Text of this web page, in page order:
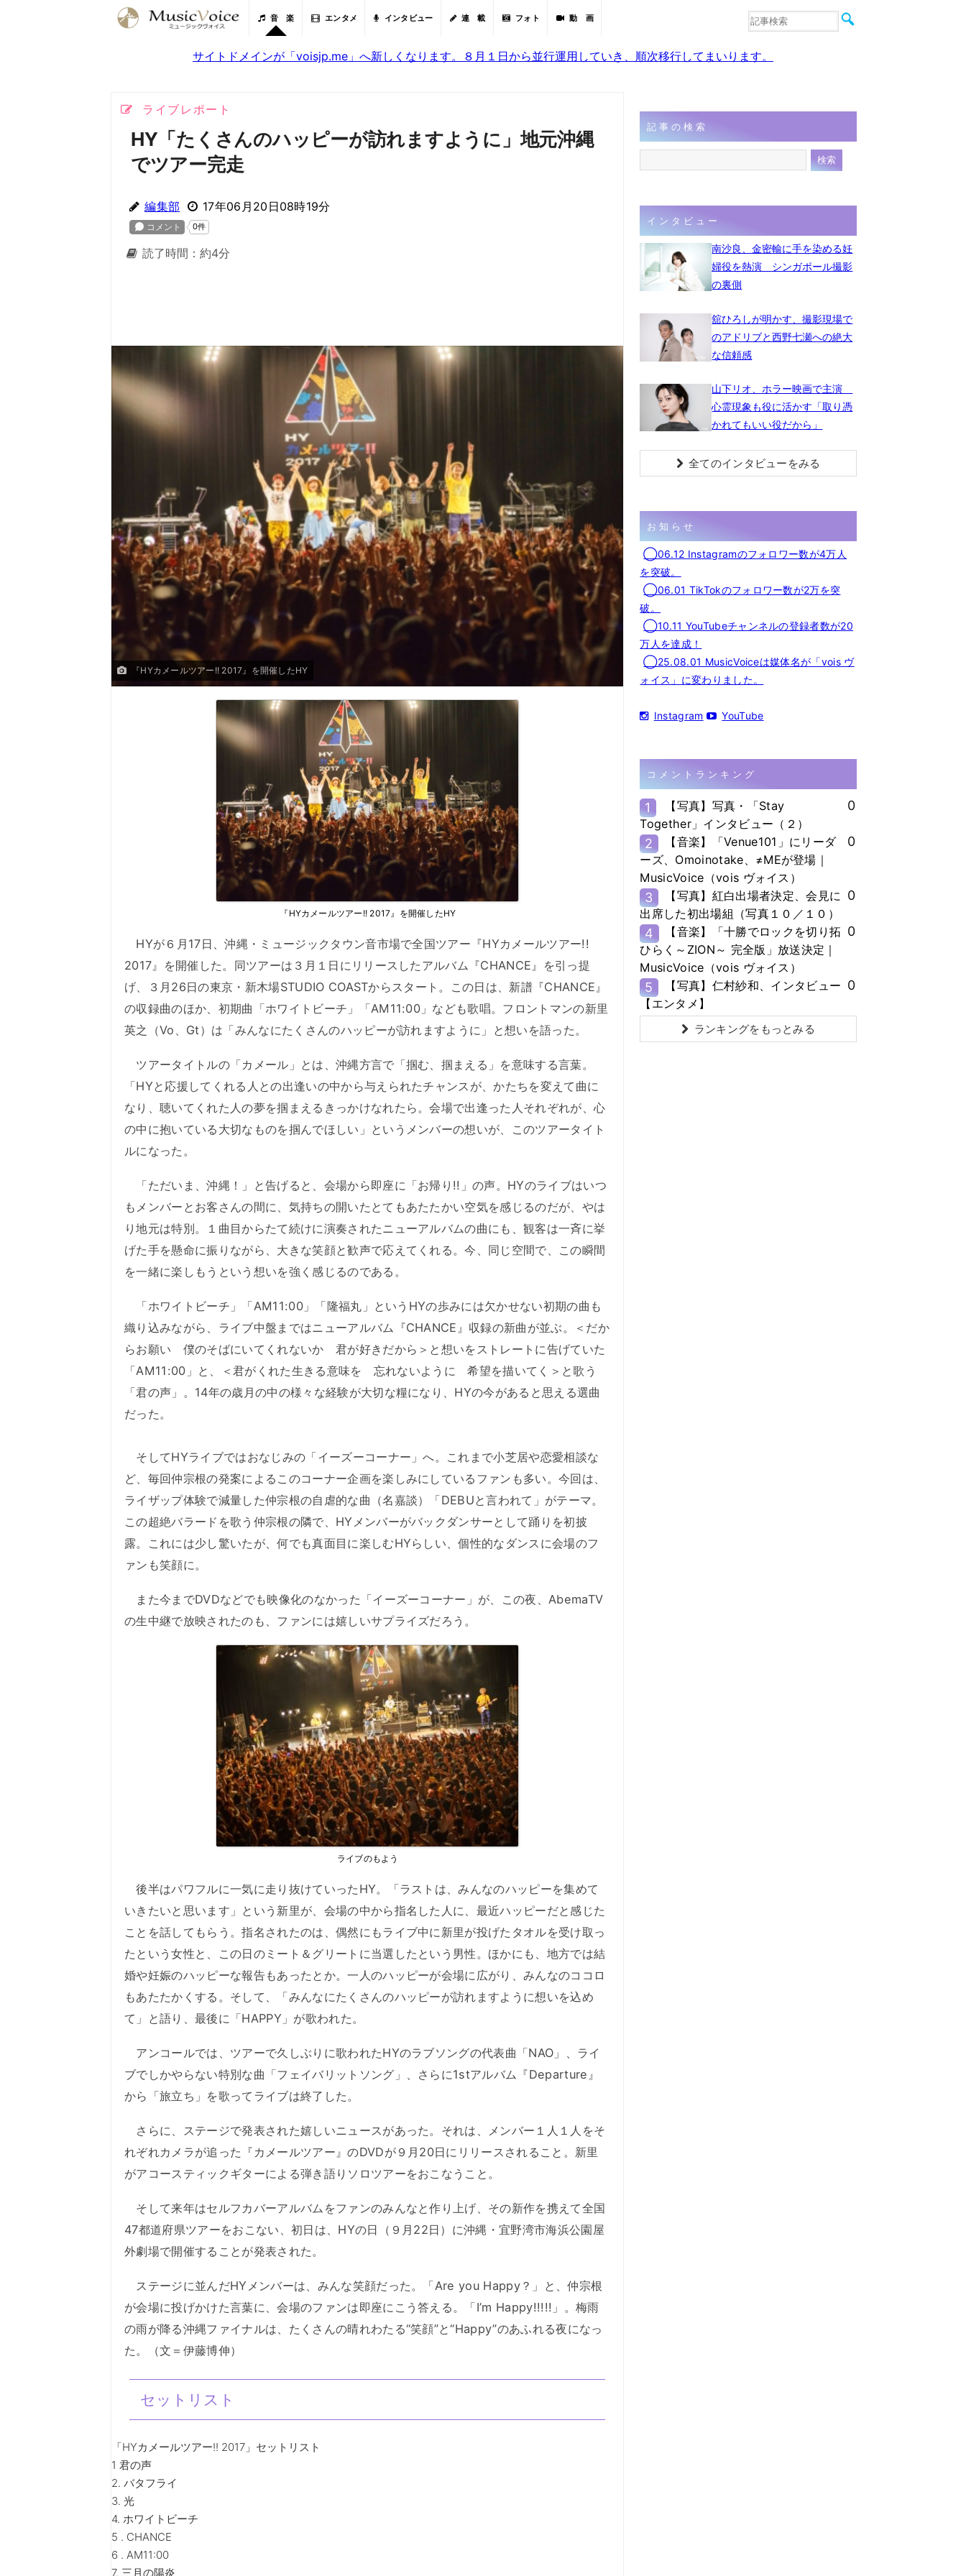
音 楽 エンタメ インタビュー 連 載 フォト 動 画
音楽
サイトドメインが「voisjp.me」へ新しくなります。８月１日から並行運用していき、順次移行してまいります。
ライブレポート
HY「たくさんのハッピーが訪れますように」地元沖縄
でツアー完走
編集部 17年06月20日08時19分
読了時間：約4分
『HYカメールツアー!! 2017』を開催したHY
『HYカメールツアー!! 2017』を開催したHY
HYが６月17日、沖縄・ミュージックタウン音市場で全国ツアー『HYカメールツアー!!
2017』を開催した。同ツアーは３月１日にリリースしたアルバム『CHANCE』を引っ提
げ、３月26日の東京・新木場STUDIO COASTからスタート。この日は、新譜『CHANCE』
の収録曲のほか、初期曲「ホワイトビーチ」「AM11:00」なども歌唱。フロントマンの新里
英之（Vo、Gt）は「みんなにたくさんのハッピーが訪れますように」と想いを語った。
ツアータイトルの「カメール」とは、沖縄方言で「掴む、掴まえる」を意味する言葉。
「HYと応援してくれる人との出逢いの中から与えられたチャンスが、かたちを変えて曲に
なり、聴いてくれた人の夢を掴まえるきっかけなれたら。会場で出逢った人それぞれが、心
の中に抱いている大切なものを掴んでほしい」というメンバーの想いが、このツアータイト
ルになった。
「ただいま、沖縄！」と告げると、会場から即座に「お帰り!!」の声。HYのライブはいつ
もメンバーとお客さんの間に、気持ちの開いたとてもあたたかい空気を感じるのだが、やは
り地元は特別。１曲目からたて続けに演奏されたニューアルバムの曲にも、観客は一斉に挙
げた手を懸命に振りながら、大きな笑顔と歓声で応えてくれる。今、同じ空間で、この瞬間
を一緒に楽しもうという想いを強く感じるのである。
「ホワイトビーチ」「AM11:00」「隆福丸」というHYの歩みには欠かせない初期の曲も
織り込みながら、ライブ中盤まではニューアルバム『CHANCE』収録の新曲が並ぶ。＜だか
らお願い 僕のそばにいてくれないか 君が好きだから＞と想いをストレートに告げていた
「AM11:00」と、＜君がくれた生きる意味を 忘れないように 希望を描いてく＞と歌う
「君の声」。14年の歳月の中の様々な経験が大切な糧になり、HYの今があると思える選曲
だった。
そしてHYライブではおなじみの「イーズーコーナー」へ。これまで小芝居や恋愛相談な
ど、毎回仲宗根の発案によるこのコーナー企画を楽しみにしているファンも多い。今回は、
ライザップ体験で減量した仲宗根の自虐的な曲（名嘉談）「DEBUと言われて」がテーマ。
この超絶バラードを歌う仲宗根の隣で、HYメンバーがバックダンサーとして踊りを初披
露。これには少し驚いたが、何でも真面目に楽しむHYらしい、個性的なダンスに会場のフ
ァンも笑顔に。
また今までDVDなどでも映像化のなかった「イーズーコーナー」が、この夜、AbemaTV
の生中継で放映されたのも、ファンには嬉しいサプライズだろう。
ライブのもよう
後半はパワフルに一気に走り抜けていったHY。「ラストは、みんなのハッピーを集めて
いきたいと思います」という新里が、会場の中から指名した人に、最近ハッピーだと感じた
ことを話してもらう。指名されたのは、偶然にもライブ中に新里が投げたタオルを受け取っ
たという女性と、この日のミート＆グリートに当選したという男性。ほかにも、地方では結
婚や妊娠のハッピーな報告もあったとか。一人のハッピーが会場に広がり、みんなのココロ
もあたたかくする。そして、「みんなにたくさんのハッピーが訪れますように想いを込め
て」と語り、最後に「HAPPY」が歌われた。
アンコールでは、ツアーで久しぶりに歌われたHYのラブソングの代表曲「NAO」、ライ
ブでしかやらない特別な曲「フェイバリットソング」、さらに1stアルバム『Departure』
から「旅立ち」を歌ってライブは終了した。
さらに、ステージで発表された嬉しいニュースがあった。それは、メンバー１人１人をそ
れぞれカメラが追った『カメールツアー』のDVDが９月20日にリリースされること。新里
がアコースティックギターによる弾き語りソロツアーをおこなうこと。
そして来年はセルフカバーアルバムをファンのみんなと作り上げ、その新作を携えて全国
47都道府県ツアーをおこない、初日は、HYの日（９月22日）に沖縄・宜野湾市海浜公園屋
外劇場で開催することが発表された。
ステージに並んだHYメンバーは、みんな笑顔だった。「Are you Happy？」と、仲宗根
が会場に投げかけた言葉に、会場のファンは即座にこう答える。「I’m Happy!!!!!」。梅雨
の雨が降る沖縄ファイナルは、たくさんの晴れわたる“笑顔”と“Happy”のあふれる夜になっ
た。（文＝伊藤博伸）
セットリスト
「HYカメールツアー!! 2017」セットリスト
1 君の声
2. バタフライ
3. 光
4. ホワイトビーチ
5 . CHANCE
6 . AM11:00
7. 三月の陽炎
記事の検索
インタビュー
南沙良、金密輸に手を染める妊
婦役を熱演 シンガポール撮影
の裏側
舘ひろしが明かす、撮影現場で
のアドリブと西野七瀬への絶大
な信頼感
山下リオ、ホラー映画で主演
心霊現象も役に活かす「取り憑
かれてもいい役だから」
全てのインタビューをみる
お知らせ
◯06.12 Instagramのフォロワー数が4万人
を突破。
◯06.01 TikTokのフォロワー数が2万を突
破。
◯10.11 YouTubeチャンネルの登録者数が20
万人を達成！
◯25.08.01 MusicVoiceは媒体名が「vois ヴ
ォイス」に変わりました。
Instagram YouTube
コメントランキング
1
【写真】写真・「Stay
Together」インタビュー（２）
0
2
【音楽】「Venue101」にリーダ
ーズ、Omoinotake、≠MEが登場｜
MusicVoice（vois ヴォイス）
0
3
【写真】紅白出場者決定、会見に
出席した初出場組（写真１０／１０）
0
4
【音楽】「十勝でロックを切り拓
ひらく～ZION～ 完全版」放送決定｜
MusicVoice（vois ヴォイス）
0
5
【写真】仁村紗和、インタビュー
【エンタメ】
0
ランキングをもっとみる